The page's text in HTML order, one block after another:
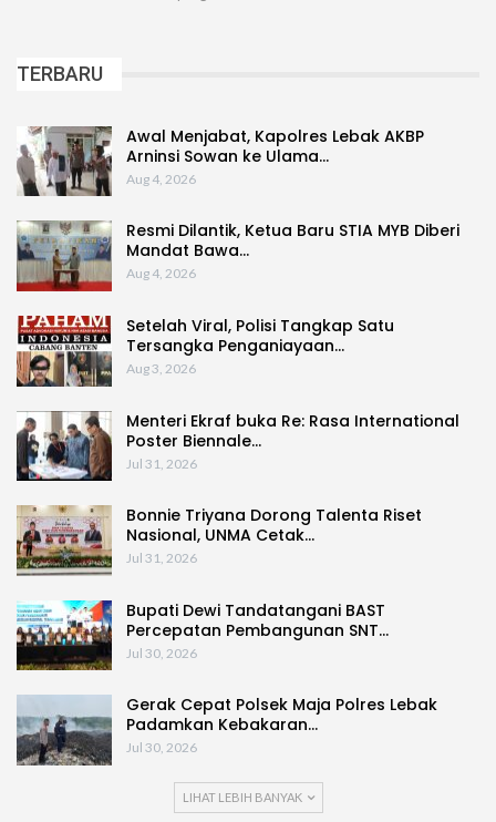
TERBARU
Awal Menjabat, Kapolres Lebak AKBP
Arninsi Sowan ke Ulama…
Aug 4, 2026
Resmi Dilantik, Ketua Baru STIA MYB Diberi
Mandat Bawa…
Aug 4, 2026
Setelah Viral, Polisi Tangkap Satu
Tersangka Penganiayaan…
Aug 3, 2026
Menteri Ekraf buka Re: Rasa International
Poster Biennale…
Jul 31, 2026
Bonnie Triyana Dorong Talenta Riset
Nasional, UNMA Cetak…
Jul 31, 2026
Bupati Dewi Tandatangani BAST
Percepatan Pembangunan SNT…
Jul 30, 2026
Gerak Cepat Polsek Maja Polres Lebak
Padamkan Kebakaran…
Jul 30, 2026
LIHAT LEBIH BANYAK